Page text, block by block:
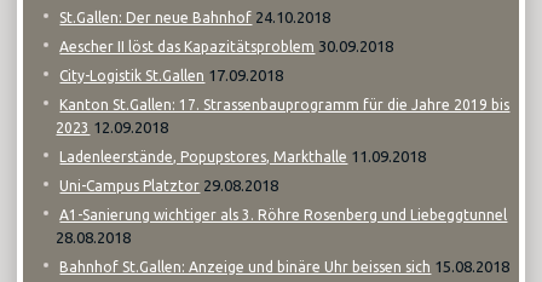
St.Gallen: Der neue Bahnhof 24.10.2018
Aescher II löst das Kapazitätsproblem 30.09.2018
City-Logistik St.Gallen 17.09.2018
Kanton St.Gallen: 17. Strassenbauprogramm für die Jahre 2019 bis
2023 12.09.2018
Ladenleerstände, Popupstores, Markthalle 11.09.2018
Uni-Campus Platztor 29.08.2018
A1-Sanierung wichtiger als 3. Röhre Rosenberg und Liebeggtunnel
28.08.2018
Bahnhof St.Gallen: Anzeige und binäre Uhr beissen sich 15.08.2018